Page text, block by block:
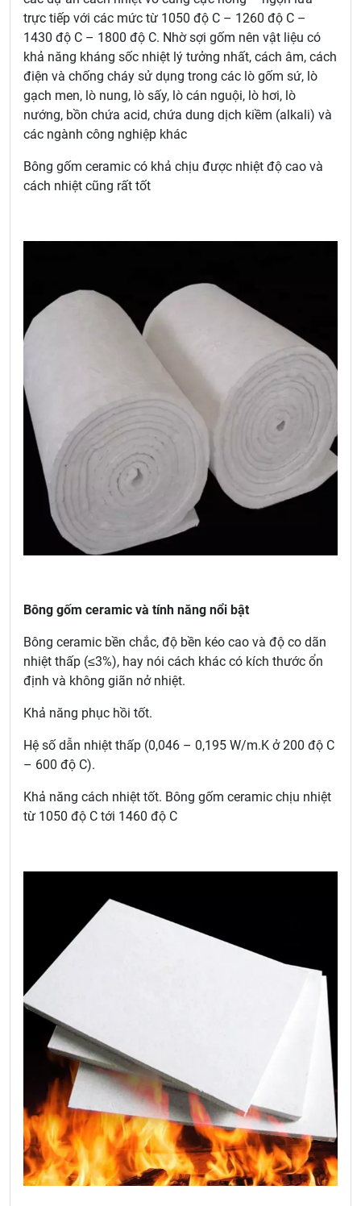
trực tiếp với các mức từ 1050 độ C – 1260 độ C –
1430 độ C – 1800 độ C. Nhờ sợi gốm nên vật liệu có
khả năng kháng sốc nhiệt lý tưởng nhất, cách âm, cách
điện và chống cháy sử dụng trong các lò gốm sứ, lò
gạch men, lò nung, lò sấy, lò cán nguội, lò hơi, lò
nướng, bồn chứa acid, chứa dung dịch kiềm (alkali) và
các ngành công nghiệp khác
Bông gốm ceramic có khả chịu được nhiệt độ cao và
cách nhiệt cũng rất tốt
Bông gốm ceramic và tính năng nổi bật
Bông ceramic bền chắc, độ bền kéo cao và độ co dãn
nhiệt thấp (≤3%), hay nói cách khác có kích thước ổn
định và không giãn nở nhiệt.
Khả năng phục hồi tốt.
Hệ số dẫn nhiệt thấp (0,046 – 0,195 W/m.K ở 200 độ C
– 600 độ C).
Khả năng cách nhiệt tốt. Bông gốm ceramic chịu nhiệt
từ 1050 độ C tới 1460 độ C